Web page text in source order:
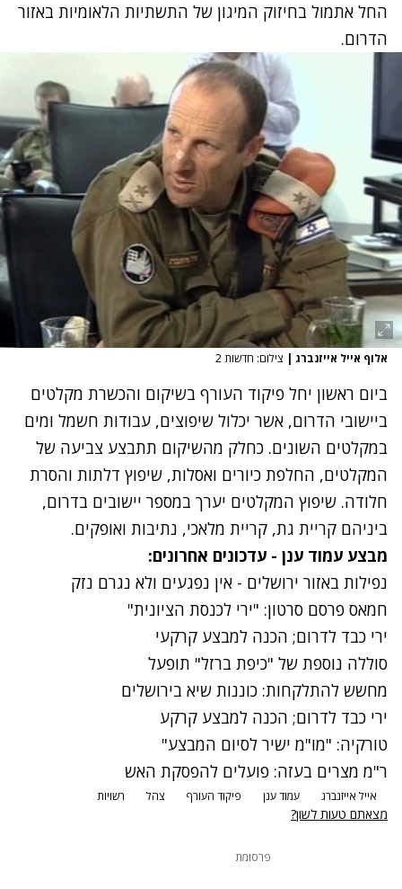
החל אתמול בחיזוק המיגון של התשתיות הלאומיות באזור
הדרום.
אלוף אייל אייזנברג | צילום: חדשות 2
ביום ראשון יחל פיקוד העורף בשיקום והכשרת מקלטים
ביישובי הדרום, אשר יכלול שיפוצים, עבודות חשמל ומים
במקלטים השונים. כחלק מהשיקום תתבצע צביעה של
המקלטים, החלפת כיורים ואסלות, שיפוץ דלתות והסרת
חלודה. שיפוץ המקלטים יערך במספר יישובים בדרום,
ביניהם קריית גת, קריית מלאכי, נתיבות ואופקים.
מבצע עמוד ענן - עדכונים אחרונים:
נפילות באזור ירושלים - אין נפגעים ולא נגרם נזק
חמאס פרסם סרטון: "ירי לכנסת הציונית"
ירי כבד לדרום; הכנה למבצע קרקעי
סוללה נוספת של "כיפת ברזל" תופעל
מחשש להתלקחות: כוננות שיא בירושלים
ירי כבד לדרום; הכנה למבצע קרקע
טורקיה: "מו"מ ישיר לסיום המבצע"
ר"מ מצרים בעזה: פועלים להפסקת האש
אייל אייזנברג עמוד ענן פיקוד העורף צהל רשויות
מצאתם טעות לשון?
פרסומת